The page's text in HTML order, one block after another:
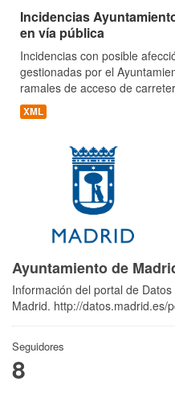
Incidencias
en vía pública
Incidencias con posible
gestionadas por el
ramales de acceso de
XML
Ayuntamiento de
Información del portal de
Madrid. http://datos.madrid.es/
Seguidores
8